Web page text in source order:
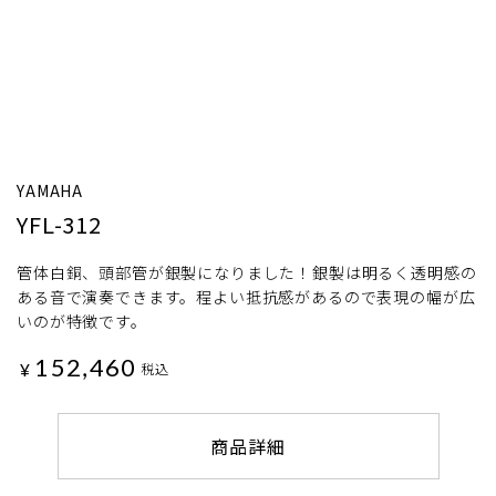
YAMAHA
YFL-312
管体白銅、頭部管が銀製になりました！銀製は明るく透明感の
ある音で演奏できます。程よい抵抗感があるので表現の幅が広
いのが特徴です。
¥ 152,460 税込
商品詳細